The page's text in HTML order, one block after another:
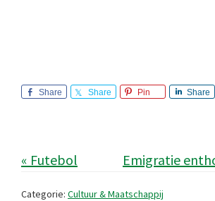
Share Share Pin Share
« Futebol Emigratie
Categorie: Cultuur & Maatschappij